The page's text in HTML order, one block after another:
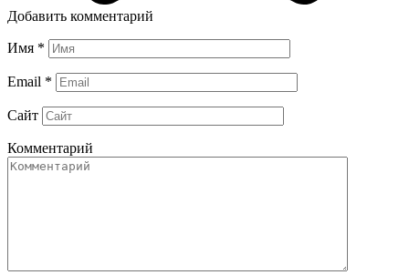
Добавить комментарий
Имя *
Email *
Сайт
Комментарий